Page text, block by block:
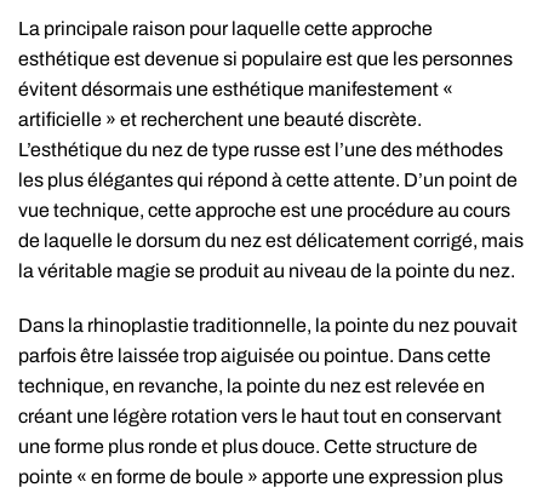
La principale raison pour laquelle cette approche
esthétique est devenue si populaire est que les personnes
évitent désormais une esthétique manifestement «
artificielle » et recherchent une beauté discrète.
L’esthétique du nez de type russe est l’une des méthodes
les plus élégantes qui répond à cette attente. D’un point de
vue technique, cette approche est une procédure au cours
de laquelle le dorsum du nez est délicatement corrigé, mais
la véritable magie se produit au niveau de la pointe du nez.
Dans la rhinoplastie traditionnelle, la pointe du nez pouvait
parfois être laissée trop aiguisée ou pointue. Dans cette
technique, en revanche, la pointe du nez est relevée en
créant une légère rotation vers le haut tout en conservant
une forme plus ronde et plus douce. Cette structure de
pointe « en forme de boule » apporte une expression plus